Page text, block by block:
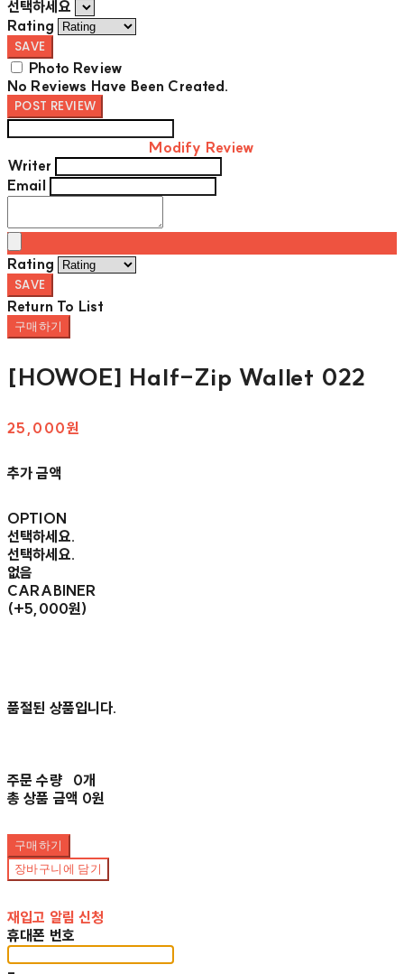
선택하세요
Rating
SAVE
Photo Review
No Reviews Have Been Created.
POST REVIEW
Modify Review
Writer
Email
Rating
SAVE
Return To List
구매하기
[HOWOE] Half-Zip Wallet 022
25,000원
추가 금액
OPTION
선택하세요.
선택하세요.
없음
CARABINER
(+5,000원)
품절된 상품입니다.
주문 수량
0개
총 상품 금액 0원
구매하기
장바구니에 담기
재입고 알림 신청
휴대폰 번호